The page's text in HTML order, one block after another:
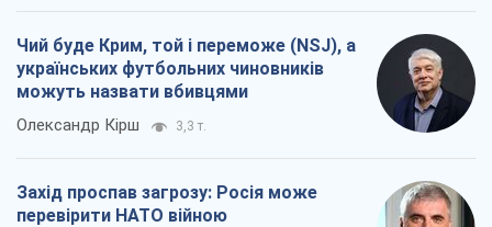
Чий буде Крим, той і переможе (NSJ), а
українських футбольних чиновників
можуть назвати вбивцями
Олександр Кірш 3,3 т.
Захід проспав загрозу: Росія може
перевірити НАТО війною